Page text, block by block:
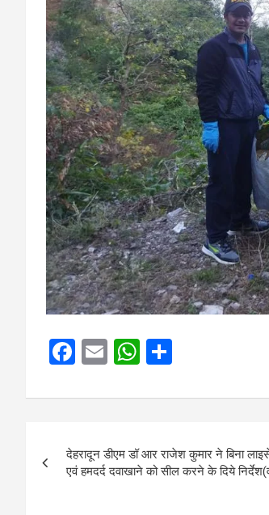
F
ce
o
o
E
ail
W
at
A
p
ar
navigation
देहरादून डीएम डॉ आर राजेश कुमार ने बिना
एवं हमदर्द दवाखाने को सील करने के दिये